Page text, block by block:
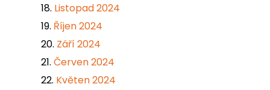
Listopad 2024
Říjen 2024
Září 2024
Červen 2024
Květen 2024